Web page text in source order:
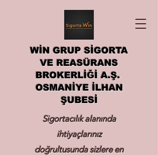
WİN GRUP SİGORTA
VE REASÜRANS
BROKERLİĞİ A.Ş.
OSMANİYE İLHAN
ŞUBESİ
Sigortacılık alanında
ihtiyaçlarınız
doğrultusunda sizlere en